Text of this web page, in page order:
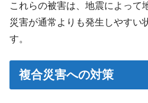
これらの被害は、地震によって
災害が通常よりも発生しやすい
す。
複合災害への対策